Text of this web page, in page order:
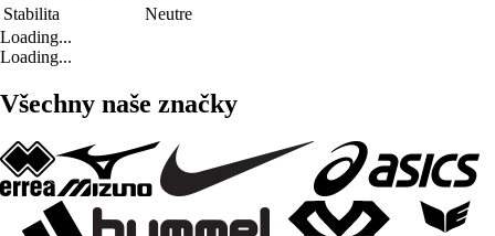
Stabilita
Neutre
Loading...
Loading...
Všechny naše značky